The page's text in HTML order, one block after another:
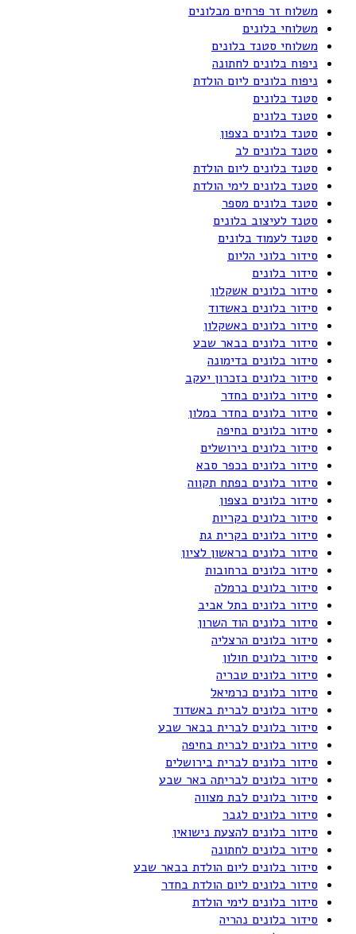
משלוח זר פרחים מבלונים
משלוחי בלונים
משלוחי סטנד בלונים
ניפוח בלונים לחתונה
ניפוח בלונים ליום הולדת
סטנד בלונים
סטנד בלונים
סטנד בלונים בצפון
סטנד בלונים לב
סטנד בלונים ליום הולדת
סטנד בלונים לימי הולדת
סטנד בלונים מספר
סטנד לעיצוב בלונים
סטנד לעמוד בלונים
סידור בלוני הליום
סידור בלונים
סידור בלונים אשקלון
סידור בלונים באשדוד
סידור בלונים באשקלון
סידור בלונים בבאר שבע
סידור בלונים בדימונה
סידור בלונים בזכרון יעקב
סידור בלונים בחדר
סידור בלונים בחדר במלון
סידור בלונים בחיפה
סידור בלונים בירושלים
סידור בלונים בכפר סבא
סידור בלונים בפתח תקווה
סידור בלונים בצפון
סידור בלונים בקריות
סידור בלונים בקרית גת
סידור בלונים בראשון לציון
סידור בלונים ברחובות
סידור בלונים ברמלה
סידור בלונים בתל אביב
סידור בלונים הוד השרון
סידור בלונים הרצליה
סידור בלונים חולון
סידור בלונים טבריה
סידור בלונים כרמיאל
סידור בלונים לברית באשדוד
סידור בלונים לברית בבאר שבע
סידור בלונים לברית בחיפה
סידור בלונים לברית בירושלים
סידור בלונים לבריתה באר שבע
סידור בלונים לבת מצווה
סידור בלונים לגבר
סידור בלונים להצעת נישואין
סידור בלונים לחתונה
סידור בלונים ליום הולדת בבאר שבע
סידור בלונים ליום הולדת בחדר
סידור בלונים לימי הולדת
סידור בלונים נהריה